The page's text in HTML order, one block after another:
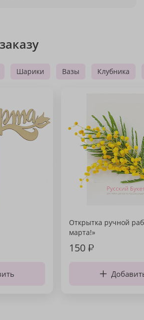
Шарики Вазы Клубника
Открытка ручной
марта!»
150₽